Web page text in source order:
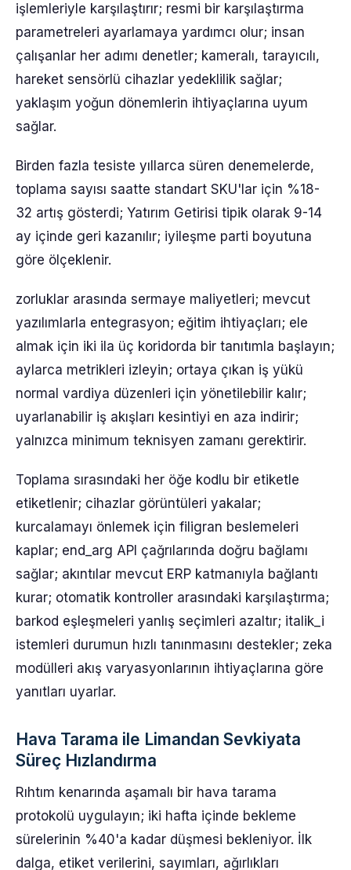
işlemleriyle karşılaştırır; resmi bir karşılaştırma
parametreleri ayarlamaya yardımcı olur; insan
çalışanlar her adımı denetler; kameralı, tarayıcılı,
hareket sensörlü cihazlar yedeklilik sağlar;
yaklaşım yoğun dönemlerin ihtiyaçlarına uyum
sağlar.
Birden fazla tesiste yıllarca süren denemelerde,
toplama sayısı saatte standart SKU'lar için %18-
32 artış gösterdi; Yatırım Getirisi tipik olarak 9-14
ay içinde geri kazanılır; iyileşme parti boyutuna
göre ölçeklenir.
zorluklar arasında sermaye maliyetleri; mevcut
yazılımlarla entegrasyon; eğitim ihtiyaçları; ele
almak için iki ila üç koridorda bir tanıtımla başlayın;
aylarca metrikleri izleyin; ortaya çıkan iş yükü
normal vardiya düzenleri için yönetilebilir kalır;
uyarlanabilir iş akışları kesintiyi en aza indirir;
yalnızca minimum teknisyen zamanı gerektirir.
Toplama sırasındaki her öğe kodlu bir etiketle
etiketlenir; cihazlar görüntüleri yakalar;
kurcalamayı önlemek için filigran beslemeleri
kaplar; end_arg API çağrılarında doğru bağlamı
sağlar; akıntılar mevcut ERP katmanıyla bağlantı
kurar; otomatik kontroller arasındaki karşılaştırma;
barkod eşleşmeleri yanlış seçimleri azaltır; italik_i
istemleri durumun hızlı tanınmasını destekler; zeka
modülleri akış varyasyonlarının ihtiyaçlarına göre
yanıtları uyarlar.
Hava Tarama ile Limandan Sevkiyata
Süreç Hızlandırma
Rıhtım kenarında aşamalı bir hava tarama
protokolü uygulayın; iki hafta içinde bekleme
sürelerinin %40'a kadar düşmesi bekleniyor. İlk
dalga, etiket verilerini, sayımları, ağırlıkları